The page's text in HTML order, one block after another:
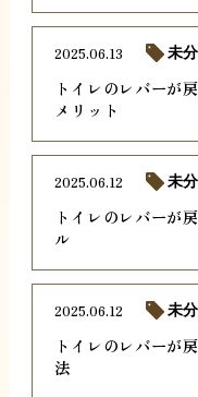
トイレのレバーが
メリット
2025.06.13 未
トイレのレバーが
ル
2025.06.12 未
トイレのレバーが
法
2025.06.12 未